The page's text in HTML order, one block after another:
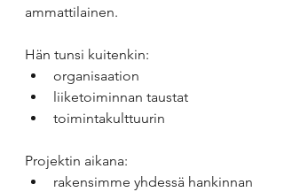
ammattilainen.
Hän tunsi kuitenkin:
organisaation
liiketoiminnan taustat
toimintakulttuurin
Projektin aikana:
rakensimme yhdessä hankinnan